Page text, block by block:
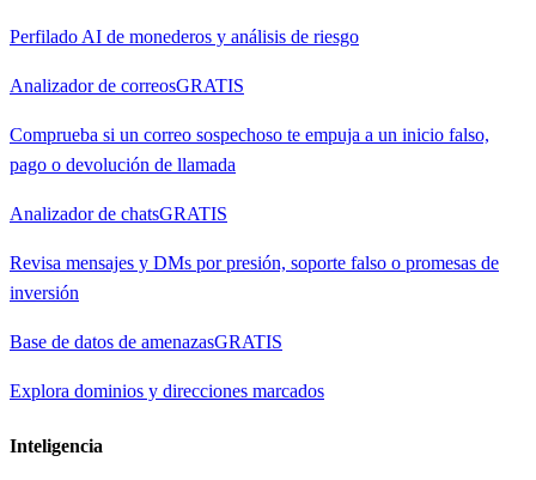
Perfilado AI de monederos y análisis de riesgo
Analizador de correosGRATIS
Comprueba si un correo sospechoso te empuja a un inicio falso,
pago o devolución de llamada
Analizador de chatsGRATIS
Revisa mensajes y DMs por presión, soporte falso o promesas de
inversión
Base de datos de amenazasGRATIS
Explora dominios y direcciones marcados
Inteligencia